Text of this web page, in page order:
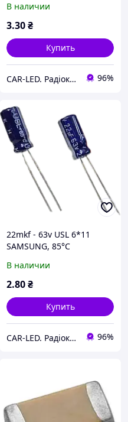
електролітичний
В наличии
3.30₴
Купить
CAR-LED. Радіокомпоненти та LED освітлення. 96%
22mkf - 63v USL 6*11
SAMSUNG, 85°C
електролітичний
В наличии
2.80₴
Купить
CAR-LED. Радіокомпоненти та LED освітлення. 96%